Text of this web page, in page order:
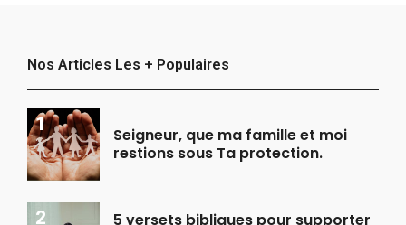
Nos Articles Les + Populaires
Seigneur, que ma famille et moi
restions sous Ta protection.
5 versets bibliques pour supporter